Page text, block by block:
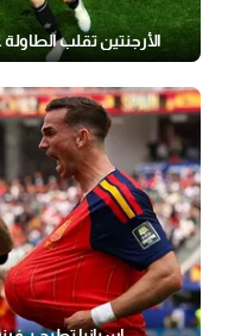
الأرجنتين تقلب الطاولة